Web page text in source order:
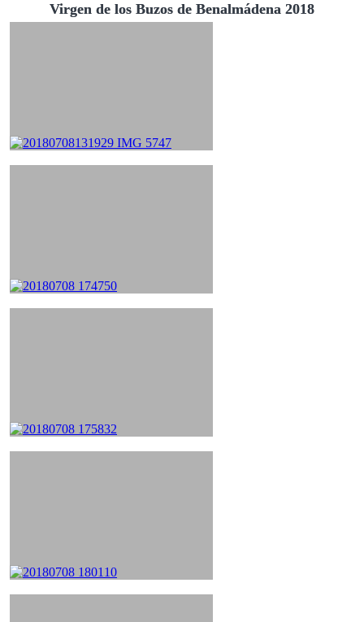
Virgen de los Buzos de Benalmádena 2018